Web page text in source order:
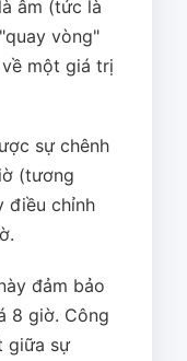
âm (tức là
vòng"
một giá trị
sự chênh
(tương
điều chỉnh
đảm bảo
8 giờ. Công
giữa sự